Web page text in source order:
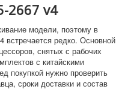
2667 v4
модели, поэтому в
встречается редко. Основной
снятых с рабочих
с китайскими
покупкой нужно проверить
сроки доставки и состав